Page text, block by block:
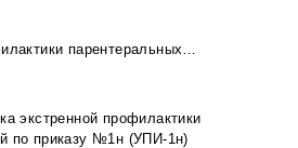
парентеральных…
экстренной профилактики
по приказу №1н (УПИ-1н)